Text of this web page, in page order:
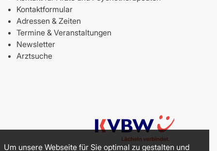
Kontaktformular
Adressen & Zeiten
Termine & Veranstaltungen
Newsletter
Arztsuche
Um unsere Webseite für Sie optimal zu gestalten und